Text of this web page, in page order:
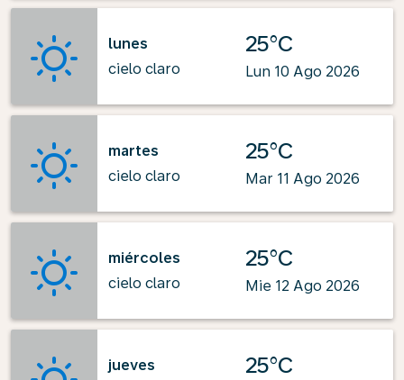
lunes
cielo claro
25°C
Lun 10 Ago 2026
martes
cielo claro
25°C
Mar 11 Ago 2026
miércoles
cielo claro
25°C
Mie 12 Ago 2026
jueves
25°C